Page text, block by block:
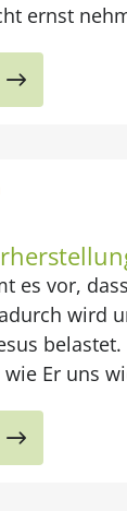
ernst
es vor,
wird
wie Er uns